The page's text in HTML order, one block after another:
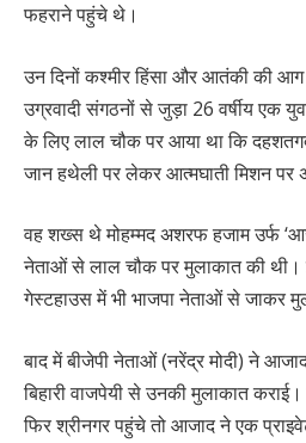
फहराने पहुंचे थे।
उन दिनों कश्मीर हिंसा और आतंकी की
उग्रवादी संगठनों से जुड़ा 26 वर्षीय एक
के लिए लाल चौक पर आया था कि
जान हथेली पर लेकर आत्मघाती मिशन पर
वह शख्स थे मोहम्मद अशरफ हजाम उर्फ
नेताओं से लाल चौक पर मुलाकात की थी।
गेस्टहाउस में भी भाजपा नेताओं से जाकर
बाद में बीजेपी नेताओं (नरेंद्र मोदी) ने
बिहारी वाजपेयी से उनकी मुलाकात
फिर श्रीनगर पहुंचे तो आजाद ने एक